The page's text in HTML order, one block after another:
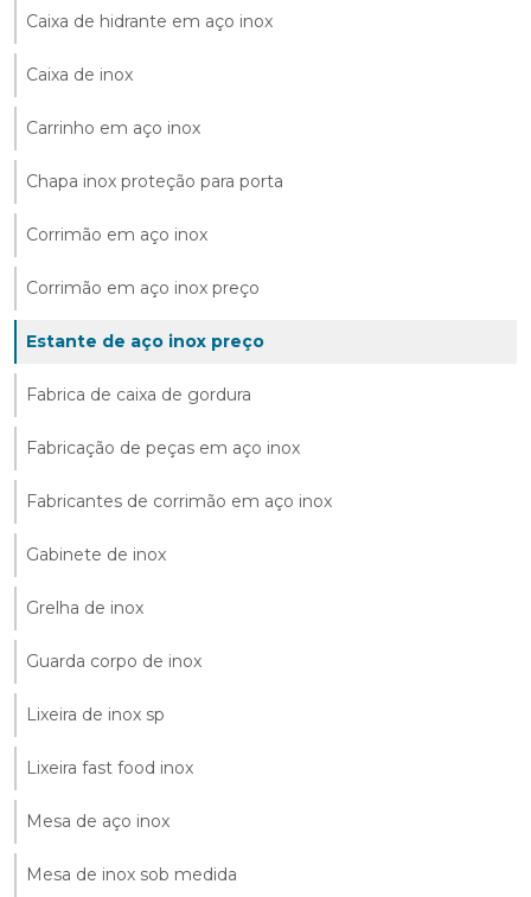
Caixa de hidrante em aço inox
Caixa de inox
Carrinho em aço inox
Chapa inox proteção para porta
Corrimão em aço inox
Corrimão em aço inox preço
Estante de aço inox preço
Fabrica de caixa de gordura
Fabricação de peças em aço inox
Fabricantes de corrimão em aço inox
Gabinete de inox
Grelha de inox
Guarda corpo de inox
Lixeira de inox sp
Lixeira fast food inox
Mesa de aço inox
Mesa de inox sob medida